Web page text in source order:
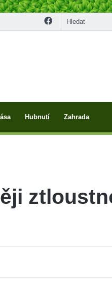
Facebook
Hubnutí Zahrada